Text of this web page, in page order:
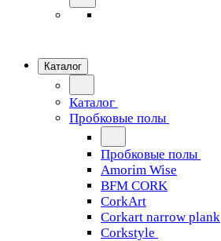
Каталог
Каталог
Пробковые полы
Пробковые полы
Amorim Wise
BFM CORK
CorkArt
Corkart narrow plank
Corkstyle